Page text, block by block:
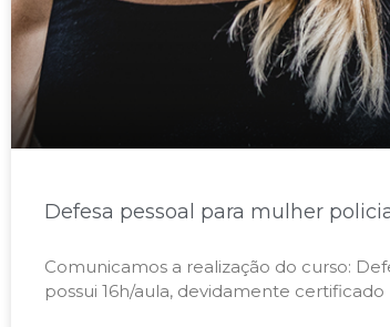
Defesa pessoal para mulher
Comunicamos a realização do curso:
possui 16h/aula, devidamente certificado